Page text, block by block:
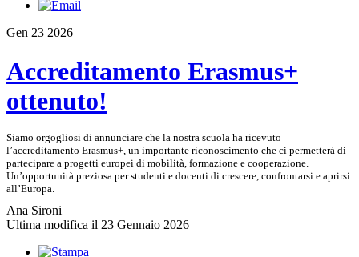
Gen 23 2026
Accreditamento Erasmus+
ottenuto!
Siamo orgogliosi di annunciare che la nostra scuola ha ricevuto
l’accreditamento Erasmus+, un importante riconoscimento che ci permetterà di
partecipare a progetti europei di mobilità, formazione e cooperazione.
Un’opportunità preziosa per studenti e docenti di crescere, confrontarsi e aprirsi
all’Europa.
Ana Sironi
Ultima modifica il 23 Gennaio 2026